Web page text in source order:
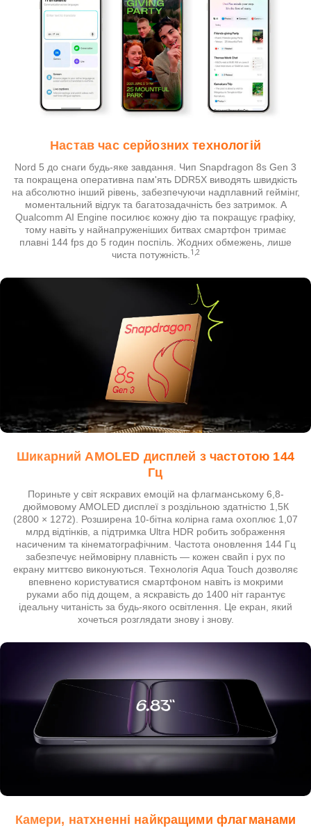
Настав час серйозних технологій
Nord 5 до снаги будь-яке завдання. Чип Snapdragon 8s Gen 3
та покращена оперативна пам'ять DDR5X виводять швидкість
на абсолютно інший рівень, забезпечуючи надплавний геймінг,
моментальний відгук та багатозадачність без затримок. А
Qualcomm AI Engine посилює кожну дію та покращує графіку,
тому навіть у найнапруженіших битвах смартфон тримає
плавні 144 fps до 5 годин поспіль. Жодних обмежень, лише
чиста потужність.1,2
Шикарний AMOLED дисплей з частотою 144
Гц
Пориньте у світ яскравих емоцій на флагманському 6,8-
дюймовому AMOLED дисплеї з роздільною здатністю 1,5К
(2800 × 1272). Розширена 10-бітна колірна гама охоплює 1,07
млрд відтінків, а підтримка Ultra HDR робить зображення
насиченим та кінематографічним. Частота оновлення 144 Гц
забезпечує неймовірну плавність — кожен свайп і рух по
екрану миттєво виконуються. Технологія Aqua Touch дозволяє
впевнено користуватися смартфоном навіть із мокрими
руками або під дощем, а яскравість до 1400 ніт гарантує
ідеальну читаність за будь-якого освітлення. Це екран, який
хочеться розглядати знову і знову.
Камери, натхненні найкращими флагманами